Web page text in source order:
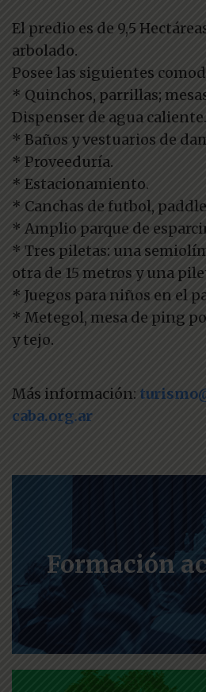
El predio es de 9,5
arbolado.
Posee las siguientes
* Quinchos, parrillas;
Dispenser de agua caliente.
* Baños y vestuarios de
* Proveeduría.
* Estacionamiento.
* Canchas de futbol,
* Amplio parque de
* Tres piletas: una
otra de 15 metros y una
* Juegos para niños en el
* Metegol, mesa de ping
y tejo.
Más información:
caba.org.ar
Formación